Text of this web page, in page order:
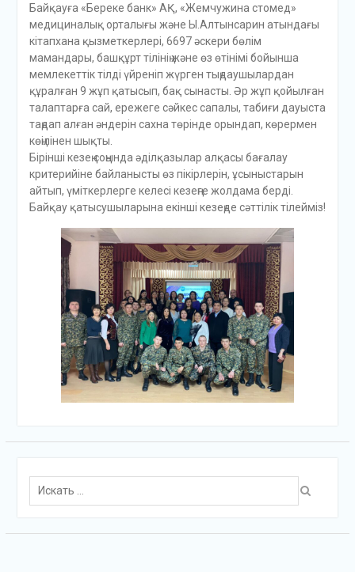
Байқауға «Береке банк» АҚ, «Жемчужина стомед»
медициналық орталығы және Ы.Алтынсарин атындағы
кітапхана қызметкерлері, 6697 әскери бөлім
мамандары, башқұрт тілінің және өз өтінімі бойынша
мемлекеттік тілді үйреніп жүрген тыңдаушылардан
құралған 9 жұп қатысып, бақ сынасты. Әр жұп қойылған
талаптарға сай, ережеге сәйкес сапалы, табиғи дауыста
таңдап алған әндерін сахна төрінде орындап, көрермен
көңілінен шықты.
Бірінші кезең соңында әділқазылар алқасы бағалау
критерийіне байланысты өз пікірлерін, ұсыныстарын
айтып, үміткерлерге келесі кезеңге жолдама берді.
Байқау қатысушыларына екінші кезеңде сәттілік тілейміз!
Поиск
для: